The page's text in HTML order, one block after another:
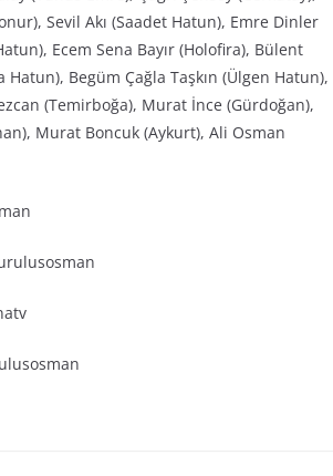
Sevil Akı (Saadet Hatun), Emre Dinler
Ecem Sena Bayır (Holofira), Bülent
Begüm Çağla Taşkın (Ülgen Hatun),
(Temirboğa), Murat İnce (Gürdoğan),
Murat Boncuk (Aykurt), Ali Osman